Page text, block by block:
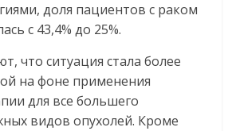
доля пациентов с раком
с 43,4% до 25%.
что ситуация стала более
на фоне применения
для все большего
видов опухолей. Кроме